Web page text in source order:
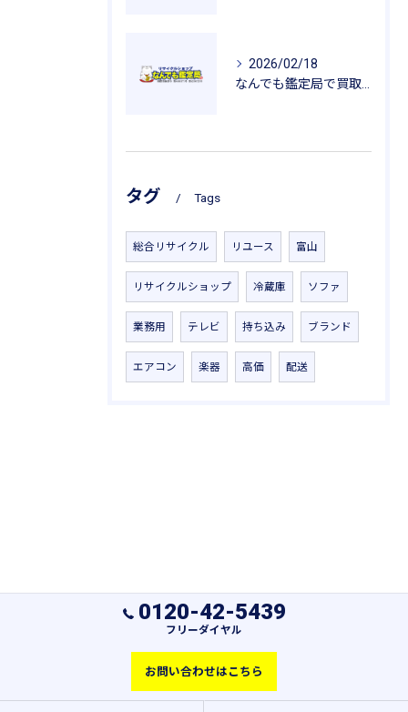
2026/02/18
タグ Tags
総合リサイクル リユース 富山
リサイクルショップ 冷蔵庫 ソファ
業務用 テレビ 持ち込み ブランド
エアコン 楽器 高価 配送
0120-42-5439
フリーダイヤル
お問い合わせはこちら